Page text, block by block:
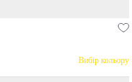
Вибір кольору